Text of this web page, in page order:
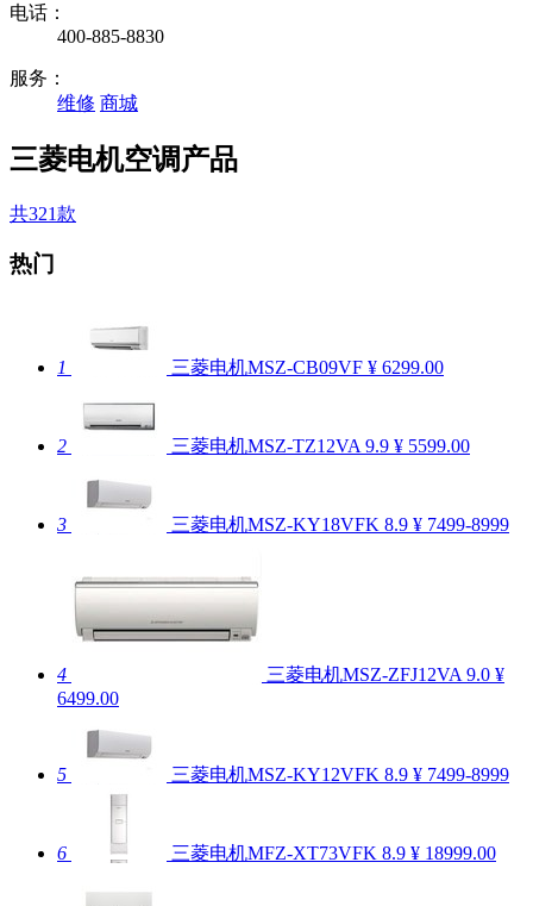
电话：
400-885-8830
服务：
维修 商城
三菱电机空调产品
共321款
热门
1 三菱电机MSZ-CB09VF ¥ 6299.00
2 三菱电机MSZ-TZ12VA 9.9 ¥ 5599.00
3 三菱电机MSZ-KY18VFK 8.9 ¥ 7499-8999
4 三菱电机MSZ-ZFJ12VA 9.0 ¥
6499.00
5 三菱电机MSZ-KY12VFK 8.9 ¥ 7499-8999
6 三菱电机MFZ-XT73VFK 8.9 ¥ 18999.00